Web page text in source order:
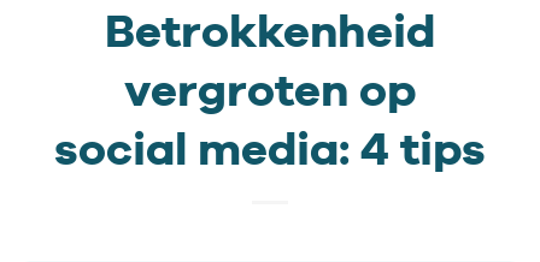
Betrokkenheid
vergroten op
social media: 4 tips